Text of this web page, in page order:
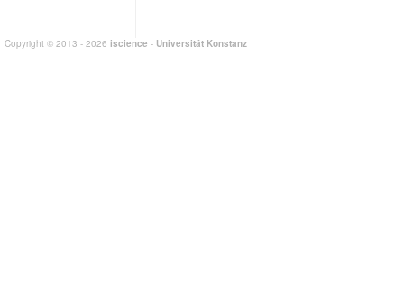
Copyright © 2013 - 2026 iscience - Universität Konstanz